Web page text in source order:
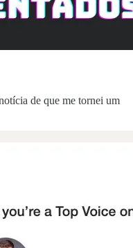
de que me tornei um